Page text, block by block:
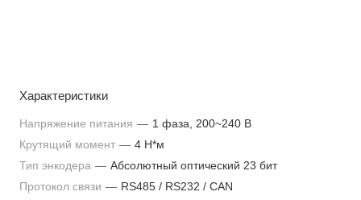
Характеристики
Напряжение питания — 1 фаза, 200~240 В
Крутящий момент — 4 Н*м
Тип энкодера — Абсолютный оптический 23 бит
Протокол связи — RS485 / RS232 / CAN